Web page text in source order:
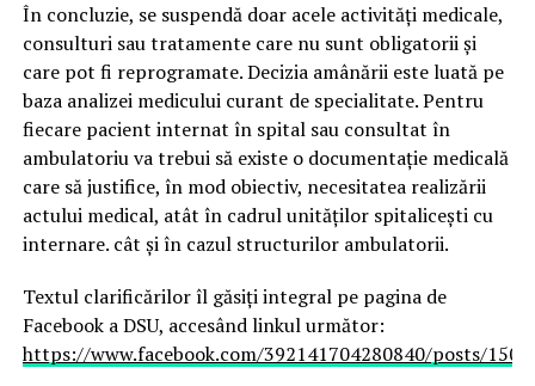
În concluzie, se suspendă doar acele activități medicale,
consulturi sau tratamente care nu sunt obligatorii și
care pot fi reprogramate. Decizia amânării este luată pe
baza analizei medicului curant de specialitate. Pentru
fiecare pacient internat în spital sau consultat în
ambulatoriu va trebui să existe o documentație medicală
care să justifice, în mod obiectiv, necesitatea realizării
actului medical, atât în cadrul unităților spitalicești cu
internare. cât și în cazul structurilor ambulatorii.
Textul clarificărilor îl găsiți integral pe pagina de
Facebook a DSU, accesând linkul următor:
https://www.facebook.com/392141704280840/posts/